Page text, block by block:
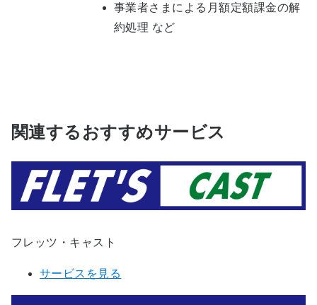
事業者さまによる月額定額課金の解
約処理 など
関連するおすすめサービス
フレッツ・キャスト
サービスを見る